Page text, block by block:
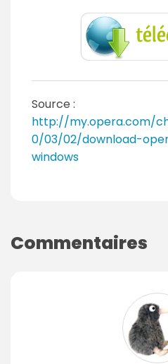
Source :
http://my.opera.com/
0/03/02/download-
windows
Commentaires